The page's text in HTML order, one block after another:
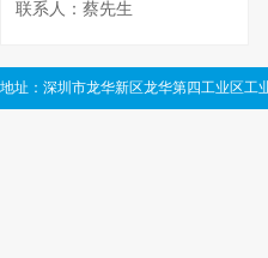
联系人：蔡先生
地址：深圳市龙华新区龙华第四工业区工